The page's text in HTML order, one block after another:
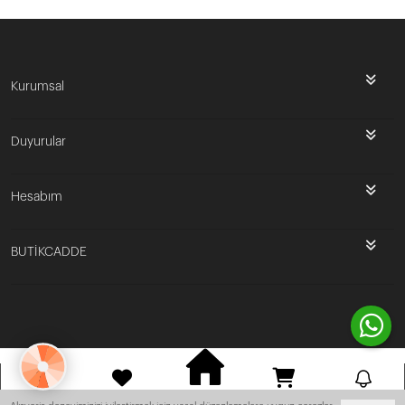
Kurumsal
Duyurular
Hesabım
BUTİKCADDE
Vikaon E-Ticaret sistemleri ile hazırlanmıştır.
BILDIRIM